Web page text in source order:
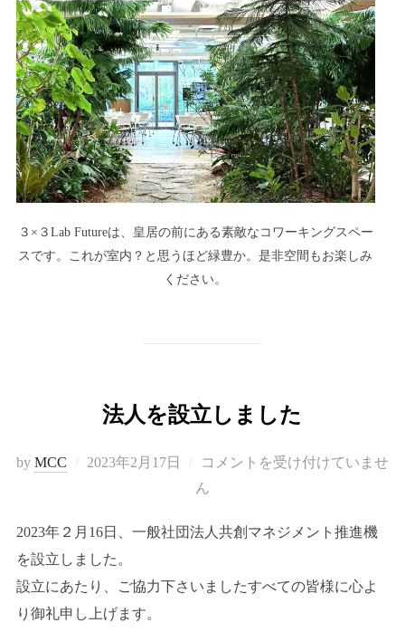
３×３Lab Futureは、皇居の前にある素敵なコワーキングスペー
スです。これが室内？と思うほど緑豊か。是非空間もお楽しみ
ください。
法人を設立しました
by MCC
投
2023年2月17日
コメントを受け付けていませ
ん
2023年２月16日、一般社団法人共創マネジメント推進機
を設立しました。
設立にあたり、ご協力下さいましたすべての皆様に心よ
り御礼申し上げます。